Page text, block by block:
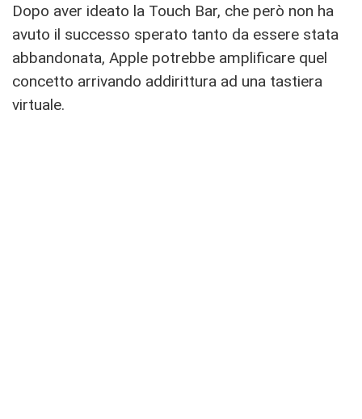
Dopo aver ideato la Touch Bar, che però non ha
avuto il successo sperato tanto da essere stata
abbandonata, Apple potrebbe amplificare quel
concetto arrivando addirittura ad una tastiera
virtuale.